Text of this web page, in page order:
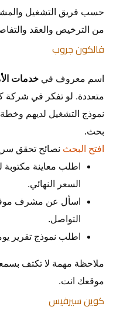
حسب فريق التشغيل
من الترخيص والعقد
فالكون جروب
اسم معروف في خدمات
متعددة. لو تفكر في شركة
نموذج التشغيل لديهم
بحث.
افتح البحث نصائح تحقق
اطلب معاينة مكتوبة
السعر النهائي.
اسأل عن مشرف
التواصل.
اطلب نموذج تقرير
ملاحظة مهمة لا تكتف
موقعك انت.
كوين سيرفيس